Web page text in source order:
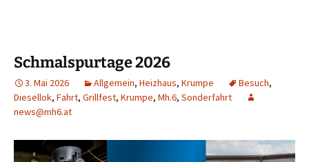
Schmalspurtage 2026
3. Mai 2026 Allgemein, Heizhaus, Krumpe Besuch,
Diesellok, Fahrt, Grillfest, Krumpe, Mh.6, Sonderfahrt
news@mh6.at